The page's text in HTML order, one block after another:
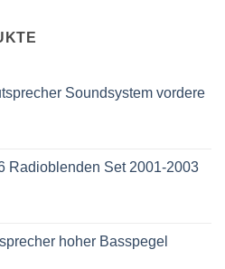
Soundsystem vordere
Radioblenden Set 2001-2003
hoher Basspegel